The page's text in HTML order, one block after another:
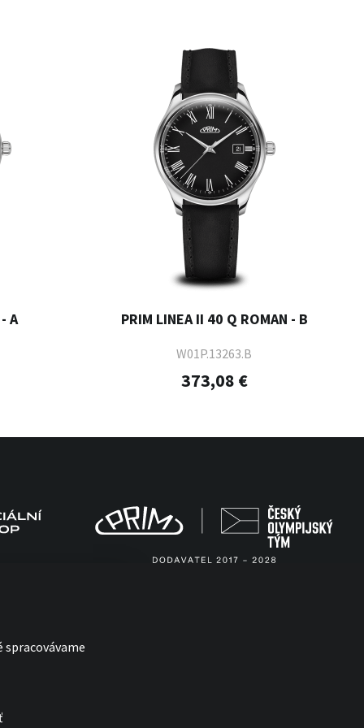
A PRIM LINEA II 40 Q ROMAN - B
W01P.13263.B
373,08 €
spracovávame